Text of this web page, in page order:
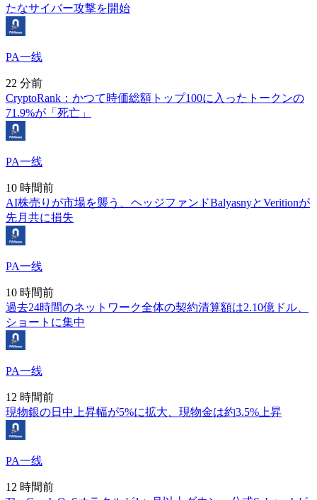
たなサイバー攻撃を開始
PA一线
22 分前
CryptoRank：かつて時価総額トップ100に入ったトークンの
71.9%が「死亡」
PA一线
10 時間前
AI株売りが市場を襲う、ヘッジファンドBalyasnyとVeritionが
先月共に損失
PA一线
10 時間前
過去24時間のネットワーク全体の契約清算額は2.10億ドル、
ショートに集中
PA一线
12 時間前
現物銀の日中上昇幅が5%に拡大、現物金は約3.5%上昇
PA一线
12 時間前